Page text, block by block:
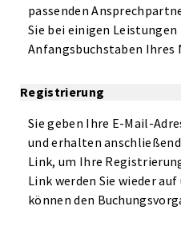
passenden
Sie bei einigen
Anfangsbuchstaben Ihres
Registrierung
Sie geben Ihre E-Mail-
und erhalten
Link, um Ihre
Link werden Sie wieder
können den